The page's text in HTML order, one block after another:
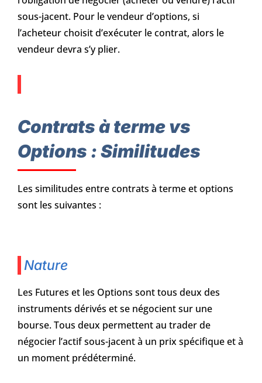
sous-jacent. Pour le vendeur d’options, si
l’acheteur choisit d’exécuter le contrat, alors le
vendeur devra s’y plier.
Contrats à terme vs
Options : Similitudes
Les similitudes entre contrats à terme et options
sont les suivantes :
Nature
Les Futures et les Options sont tous deux des
instruments dérivés et se négocient sur une
bourse. Tous deux permettent au trader de
négocier l’actif sous-jacent à un prix spécifique et à
un moment prédéterminé.